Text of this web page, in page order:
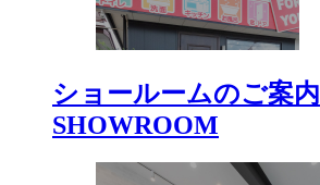
ショールームのご案内
SHOWROOM